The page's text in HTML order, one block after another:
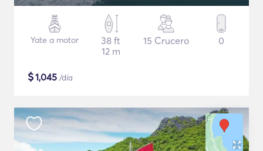
Yate a motor
38 ft
12 m
15 Crucero 0
$1,045 /día